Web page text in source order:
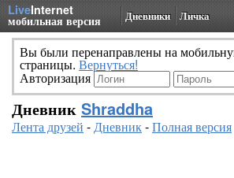
LiveInternet
мобильная версия Дневники Личка
Вы были перенаправлены на
страницы. Вернуться!
Авторизация
Дневник Shraddha
Лента друзей -Дневник-Полная версия